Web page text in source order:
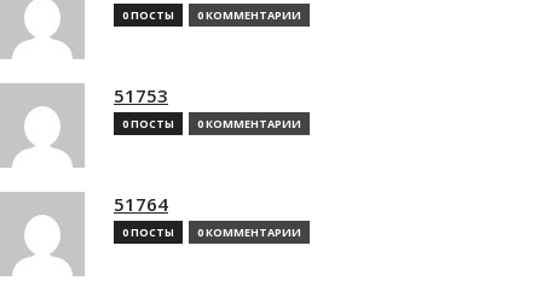
0 ПОСТЫ 0 КОММЕНТАРИИ
51753
0 ПОСТЫ 0 КОММЕНТАРИИ
51764
0 ПОСТЫ 0 КОММЕНТАРИИ